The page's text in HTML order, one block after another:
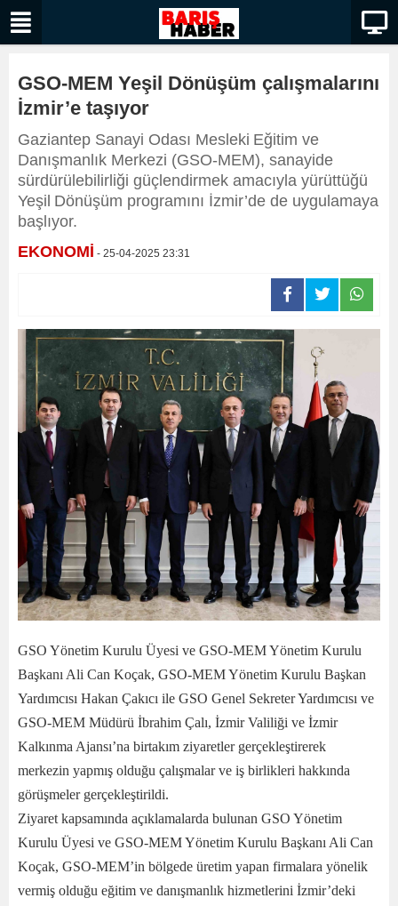
GSO-MEM Yeşil Dönüşüm çalışmalarını
İzmir’e taşıyor
Gaziantep Sanayi Odası Mesleki Eğitim ve
Danışmanlık Merkezi (GSO‑MEM), sanayide
sürdürülebilirliği güçlendirmek amacıyla yürüttüğü
Yeşil Dönüşüm programını İzmir’de de uygulamaya
başlıyor.
EKONOMİ - 25-04-2025 23:31
GSO Yönetim Kurulu Üyesi ve GSO-MEM Yönetim Kurulu
Başkanı Ali Can Koçak, GSO-MEM Yönetim Kurulu Başkan
Yardımcısı Hakan Çakıcı ile GSO Genel Sekreter Yardımcısı ve
GSO-MEM Müdürü İbrahim Çalı, İzmir Valiliği ve İzmir
Kalkınma Ajansı’na birtakım ziyaretler gerçekleştirerek
merkezin yapmış olduğu çalışmalar ve iş birlikleri hakkında
görüşmeler gerçekleştirildi.
Ziyaret kapsamında açıklamalarda bulunan GSO Yönetim
Kurulu Üyesi ve GSO-MEM Yönetim Kurulu Başkanı Ali Can
Koçak, GSO-MEM’in bölgede üretim yapan firmalara yönelik
vermiş olduğu eğitim ve danışmanlık hizmetlerini İzmir’deki